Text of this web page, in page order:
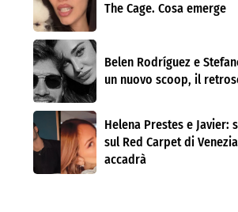
The Cage. Cosa emerge
Belen Rodríguez e
un nuovo scoop, il
Helena Prestes e Javier:
sul Red Carpet di
accadrà